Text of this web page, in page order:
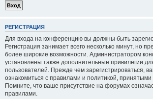
РЕГИСТРАЦИЯ
Для входа на конференцию вы должны быть
Регистрация занимает всего несколько минут, но
более широкие возможности. Администратором
установлены также дополнительные привилегии
пользователей. Прежде чем зарегистрироваться,
ознакомиться с правилами и политикой,
Помните, что ваше присутствие на форумах
правилами.